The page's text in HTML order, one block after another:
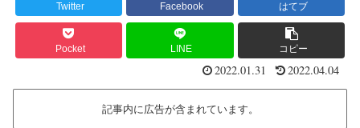
Twitter Facebook はてブ
Pocket LINE コピー
2022.01.31 2022.04.04
記事内に広告が含まれています。